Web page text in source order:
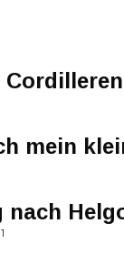
Cordilleren
mein
nach